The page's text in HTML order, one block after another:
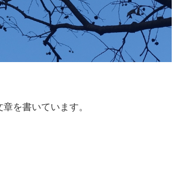
を書いています。